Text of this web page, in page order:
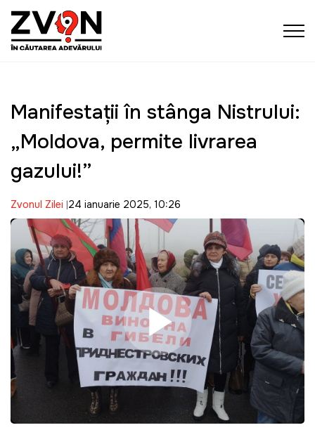
Manifestații în stânga Nistrului:
„Moldova, permite livrarea
gazului!”
Zvonul Zilei 24 ianuarie 2025, 10:26
Play Video